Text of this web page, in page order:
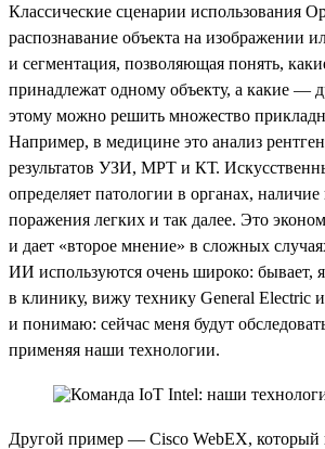
Классические сценарии использования
распознавание объекта на изображении
и сегментация, позволяющая понять,
принадлежат одному объекту, а какие —
этому можно решить множество
Например, в медицине это анализ
результатов УЗИ, МРТ и КТ.
определяет патологии в органах,
поражения легких и так далее. Это
и дает «второе мнение» в сложных
ИИ используются очень широко: бывает,
в клинику, вижу технику General Electric
и понимаю: сейчас меня будут
применяя наши технологии.
Другой пример — Cisco WebEX, который